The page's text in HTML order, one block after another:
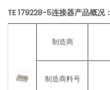
TE179228-5连接器产品概况：
制造商
制造商料号